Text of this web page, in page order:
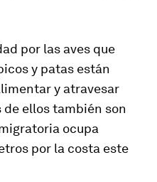
por las aves que
y patas están
y atravesar
ellos también son
ocupa
por la costa este